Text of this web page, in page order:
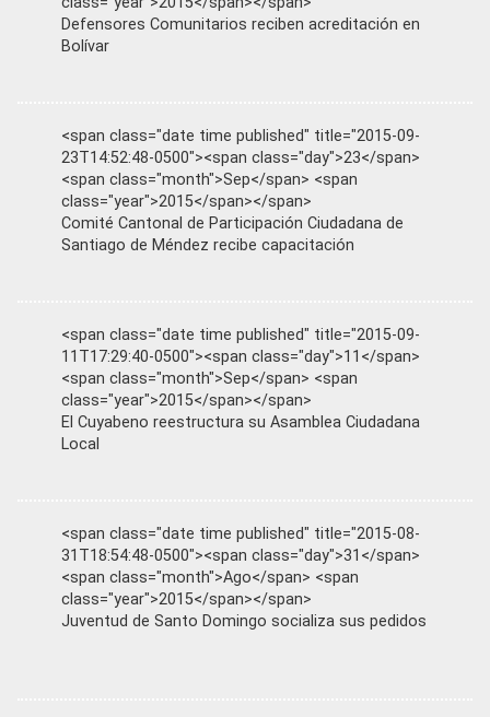
Defensores Comunitarios reciben acreditación en
Bolívar
<span class="date time published" title="2015-09-
23T14:52:48-0500"><span class="day">23</span>
<span class="month">Sep</span> <span
class="year">2015</span></span>
Comité Cantonal de Participación Ciudadana de
Santiago de Méndez recibe capacitación
<span class="date time published" title="2015-09-
11T17:29:40-0500"><span class="day">11</span>
<span class="month">Sep</span> <span
class="year">2015</span></span>
El Cuyabeno reestructura su Asamblea Ciudadana
Local
<span class="date time published" title="2015-08-
31T18:54:48-0500"><span class="day">31</span>
<span class="month">Ago</span> <span
class="year">2015</span></span>
Juventud de Santo Domingo socializa sus pedidos